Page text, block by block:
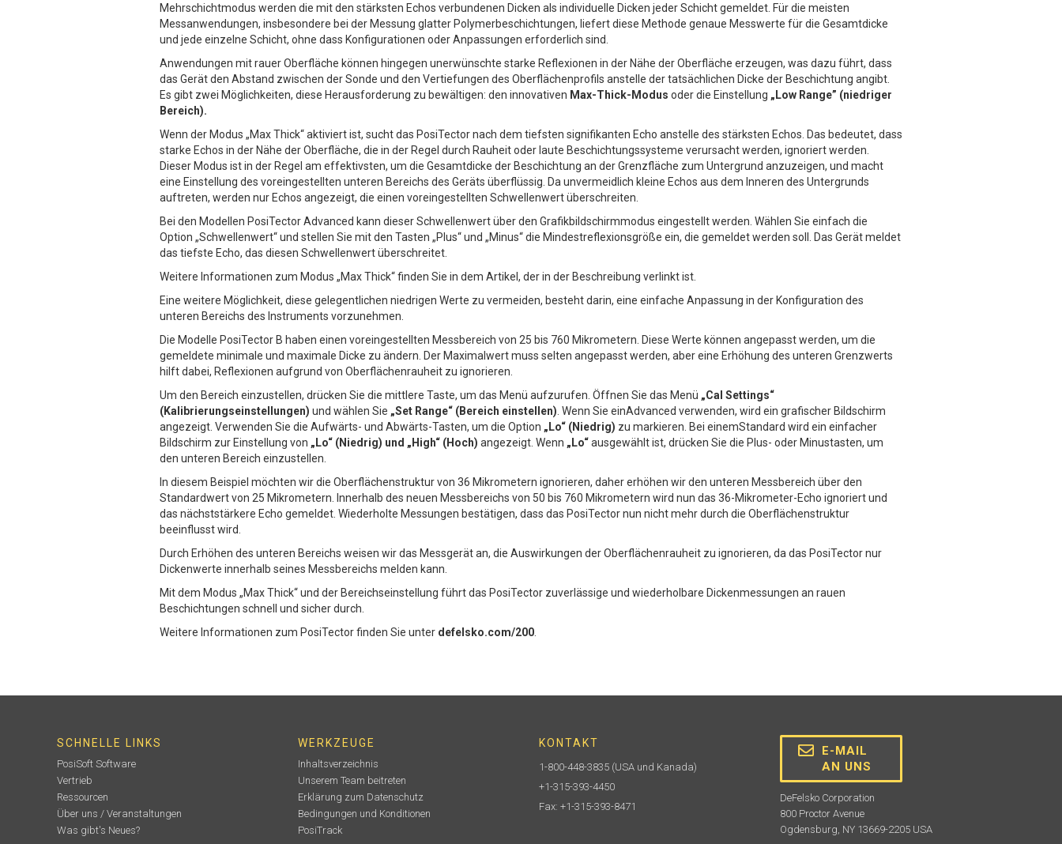
Mehrschichtmodus werden die mit den stärksten Echos verbundenen Dicken als individuelle Dicken jeder Schicht gemeldet. Für die meisten
Messanwendungen, insbesondere bei der Messung glatter Polymerbeschichtungen, liefert diese Methode genaue Messwerte für die Gesamtdicke
und jede einzelne Schicht, ohne dass Konfigurationen oder Anpassungen erforderlich sind.
Anwendungen mit rauer Oberfläche können hingegen unerwünschte starke Reflexionen in der Nähe der Oberfläche erzeugen, was dazu führt, dass
das Gerät den Abstand zwischen der Sonde und den Vertiefungen des Oberflächenprofils anstelle der tatsächlichen Dicke der Beschichtung angibt.
Es gibt zwei Möglichkeiten, diese Herausforderung zu bewältigen: den innovativen Max-Thick-Modus oder die Einstellung „Low Range” (niedriger
Bereich).
Wenn der Modus „Max Thick“ aktiviert ist, sucht das PosiTector nach dem tiefsten signifikanten Echo anstelle des stärksten Echos. Das bedeutet, dass
starke Echos in der Nähe der Oberfläche, die in der Regel durch Rauheit oder laute Beschichtungssysteme verursacht werden, ignoriert werden.
Dieser Modus ist in der Regel am effektivsten, um die Gesamtdicke der Beschichtung an der Grenzfläche zum Untergrund anzuzeigen, und macht
eine Einstellung des voreingestellten unteren Bereichs des Geräts überflüssig. Da unvermeidlich kleine Echos aus dem Inneren des Untergrunds
auftreten, werden nur Echos angezeigt, die einen voreingestellten Schwellenwert überschreiten.
Bei den Modellen PosiTector Advanced kann dieser Schwellenwert über den Grafikbildschirmmodus eingestellt werden. Wählen Sie einfach die
Option „Schwellenwert“ und stellen Sie mit den Tasten „Plus“ und „Minus“ die Mindestreflexionsgröße ein, die gemeldet werden soll. Das Gerät meldet
das tiefste Echo, das diesen Schwellenwert überschreitet.
Weitere Informationen zum Modus „Max Thick“ finden Sie in dem Artikel, der in der Beschreibung verlinkt ist.
Eine weitere Möglichkeit, diese gelegentlichen niedrigen Werte zu vermeiden, besteht darin, eine einfache Anpassung in der Konfiguration des
unteren Bereichs des Instruments vorzunehmen.
Die Modelle PosiTector B haben einen voreingestellten Messbereich von 25 bis 760 Mikrometern. Diese Werte können angepasst werden, um die
gemeldete minimale und maximale Dicke zu ändern. Der Maximalwert muss selten angepasst werden, aber eine Erhöhung des unteren Grenzwerts
hilft dabei, Reflexionen aufgrund von Oberflächenrauheit zu ignorieren.
Um den Bereich einzustellen, drücken Sie die mittlere Taste, um das Menü aufzurufen. Öffnen Sie das Menü „Cal Settings“
(Kalibrierungseinstellungen) und wählen Sie „Set Range“ (Bereich einstellen). Wenn Sie einAdvanced verwenden, wird ein grafischer Bildschirm
angezeigt. Verwenden Sie die Aufwärts- und Abwärts-Tasten, um die Option „Lo“ (Niedrig) zu markieren. Bei einemStandard wird ein einfacher
Bildschirm zur Einstellung von „Lo“ (Niedrig) und „High“ (Hoch) angezeigt. Wenn „Lo“ausgewählt ist, drücken Sie die Plus- oder Minustasten, um
den unteren Bereich einzustellen.
In diesem Beispiel möchten wir die Oberflächenstruktur von 36 Mikrometern ignorieren, daher erhöhen wir den unteren Messbereich über den
Standardwert von 25 Mikrometern. Innerhalb des neuen Messbereichs von 50 bis 760 Mikrometern wird nun das 36-Mikrometer-Echo ignoriert und
das nächststärkere Echo gemeldet. Wiederholte Messungen bestätigen, dass das PosiTector nun nicht mehr durch die Oberflächenstruktur
beeinflusst wird.
Durch Erhöhen des unteren Bereichs weisen wir das Messgerät an, die Auswirkungen der Oberflächenrauheit zu ignorieren, da das PosiTector nur
Dickenwerte innerhalb seines Messbereichs melden kann.
Mit dem Modus „Max Thick“ und der Bereichseinstellung führt das PosiTector zuverlässige und wiederholbare Dickenmessungen an rauen
Beschichtungen schnell und sicher durch.
Weitere Informationen zum PosiTector finden Sie unter defelsko.com/200.
SCHNELLE LINKS
PosiSoft Software
Vertrieb
Ressourcen
Über uns / Veranstaltungen
Was gibt's Neues?
WERKZEUGE
Inhaltsverzeichnis
Unserem Team beitreten
Erklärung zum Datenschutz
Bedingungen und Konditionen
PosiTrack
KONTAKT
1-800-448-3835 (USA und Kanada)
+1-315-393-4450
Fax: +1-315-393-8471
E-MAIL
AN UNS
DeFelsko Corporation
800 Proctor Avenue
Ogdensburg, NY 13669-2205 USA